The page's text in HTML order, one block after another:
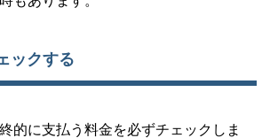
ックする
的に支払う料金を必ずチェックしま